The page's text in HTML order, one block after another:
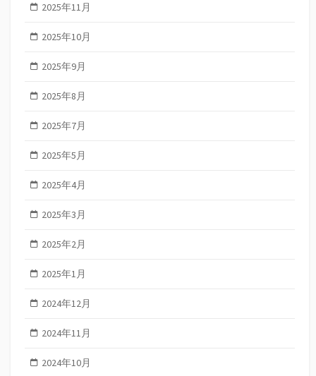
2025年11月
2025年10月
2025年9月
2025年8月
2025年7月
2025年5月
2025年4月
2025年3月
2025年2月
2025年1月
2024年12月
2024年11月
2024年10月